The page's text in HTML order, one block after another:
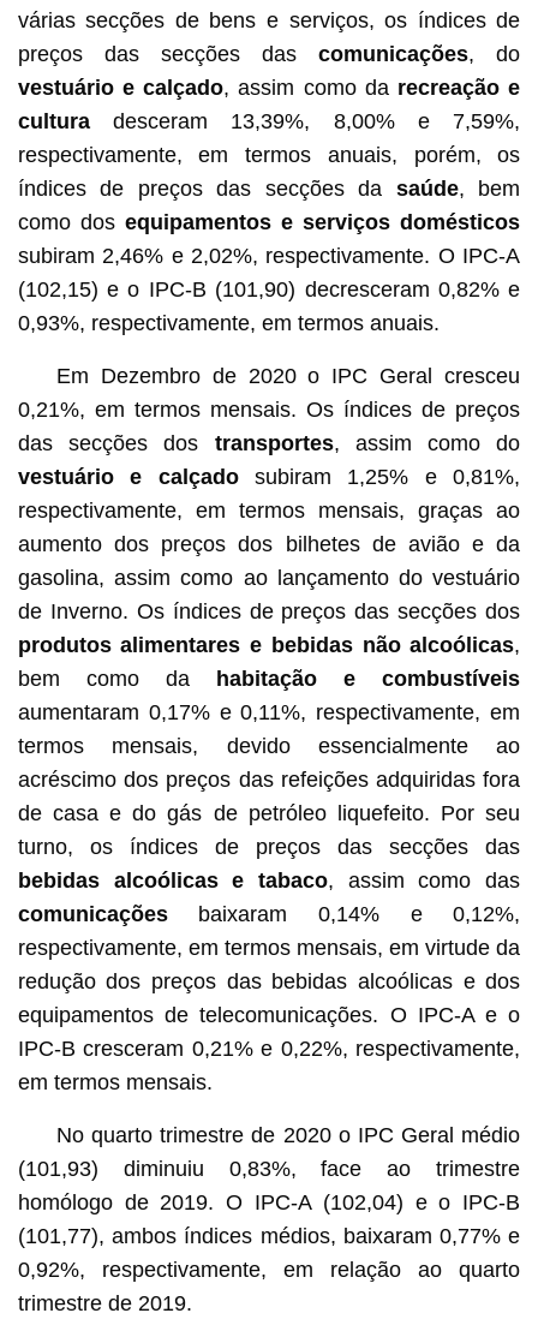
várias secções de bens e serviços, os índices de
preços das secções dascomunicações,
do
vestuário e calçado, assim como da recreação e
culturadesceram 13,39%, 8,00% e 7,59%,
respectivamente, em termos anuais, porém, os
índices de preços das secções da saúde, bem
como dos equipamentos e serviços domésticos
subiram 2,46% e 2,02%, respectivamente. O IPC-A
(102,15) e o IPC-B (101,90) decresceram 0,82% e
0,93%, respectivamente, em termos anuais.
Em Dezembro de 2020 o IPC Geral cresceu
0,21%, em termos mensais. Os índices de preços
das secções dos transportes, assim como do
vestuário e calçado subiram 1,25% e 0,81%,
respectivamente, em termos mensais, graças ao
aumento dos preços dos bilhetes de avião e da
gasolina, assim como ao lançamento do vestuário
de Inverno. Os índices de preços das secções dos
produtos alimentares e bebidas não alcoólicas,
bem como da habitação e combustíveis
aumentaram 0,17% e 0,11%, respectivamente, em
termos mensais, devido essencialmente ao
acréscimo dos preços das refeições adquiridas fora
de casa e do gás de petróleo liquefeito. Por seu
turno, os índices de preços das secções das
bebidas alcoólicas e tabaco, assim como das
comunicaçõesbaixaram 0,14% e 0,12%,
respectivamente, em termos mensais, em virtude da
redução dos preços das bebidas alcoólicas e dos
equipamentos de telecomunicações. O IPC-A e o
IPC-B cresceram 0,21% e 0,22%, respectivamente,
em termos mensais.
No quarto trimestre de 2020 o IPC Geral médio
(101,93) diminuiu 0,83%, face ao trimestre
homólogo de 2019. O IPC-A (102,04) e o IPC-B
(101,77), ambos índices médios, baixaram 0,77% e
0,92%, respectivamente, em relação ao quarto
trimestre de 2019.